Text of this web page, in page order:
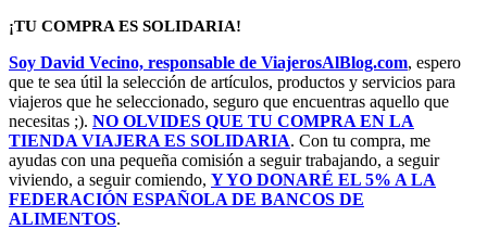
24,90€.22,90€.
original
77,96€.
actual
71,39€.
¡TU COMPRA ES SOLIDARIA!
Soy David Vecino, responsable de ViajerosAlBlog.com, espero
que te sea útil la selección de artículos, productos y servicios para
viajeros que he seleccionado, seguro que encuentras aquello que
necesitas ;). NO OLVIDES QUE TU COMPRA EN LA
TIENDA VIAJERA ES SOLIDARIA. Con tu compra, me
ayudas con una pequeña comisión a seguir trabajando, a seguir
viviendo, a seguir comiendo, Y YO DONARÉ EL 5% A LA
FEDERACIÓN ESPAÑOLA DE BANCOS DE
ALIMENTOS.